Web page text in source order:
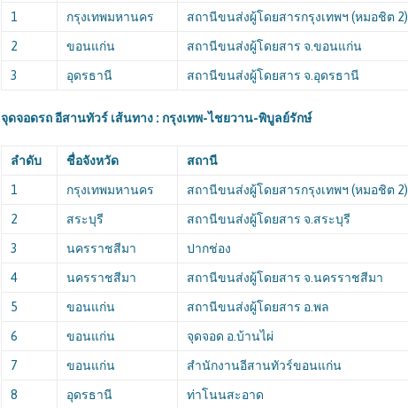
1 กรุงเทพมหานคร สถานีขนส่งผู้โดยสารกรุงเทพฯ (หมอชิต 2)
2 ขอนแก่น สถานีขนส่งผู้โดยสาร จ.ขอนแก่น
3 อุดรธานี สถานีขนส่งผู้โดยสาร จ.อุดรธานี
จุดจอดรถ อีสานทัวร์ เส้นทาง : กรุงเทพ-ไชยวาน-พิบูลย์รักษ์
ลำดับ ชื่อจังหวัด สถานี
1 กรุงเทพมหานคร สถานีขนส่งผู้โดยสารกรุงเทพฯ (หมอชิต 2)
2 สระบุรี สถานีขนส่งผู้โดยสาร จ.สระบุรี
3 นครราชสีมา ปากช่อง
4 นครราชสีมา สถานีขนส่งผู้โดยสาร จ.นครราชสีมา
5 ขอนแก่น สถานีขนส่งผู้โดยสาร อ.พล
6 ขอนแก่น จุดจอด อ.บ้านไผ่
7 ขอนแก่น สำนักงานอีสานทัวร์ขอนแก่น
8 อุดรธานี ท่าโนนสะอาด